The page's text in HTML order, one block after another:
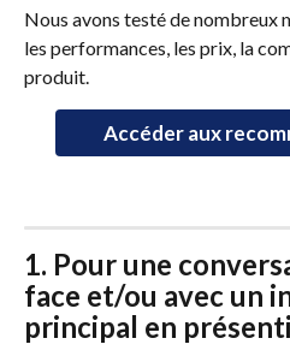
Nous avons testé de nombreux
les performances, les prix, la
produit.
Accéder aux
1. Pour une
face et/ou avec un
principal en